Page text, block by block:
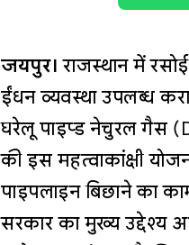
जयपुर। राजस्थान में
ईंधन व्यवस्था उपलब्ध
घरेलू पाइप्ड नेचुरल गैस
की इस महत्वाकांक्षी
पाइपलाइन बिछाने का
सरकार का मुख्य उद्देश्य